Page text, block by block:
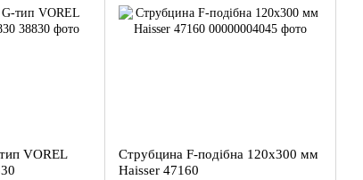
VOREL
Струбцина F-подібна 120х300 мм
Haisser 47160